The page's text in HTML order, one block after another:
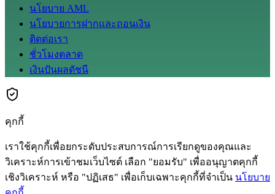
นโยบาย AML
นโยบายการฝากและถอนเงิน
ติดต่อเรา
ชั่วโมงตลาด
เงินปันผลดัชนี
คุกกี้
เราใช้คุกกี้เพื่อยกระดับประสบการณ์การเรียกดูของคุณและ
วิเคราะห์การเข้าชมเว็บไซต์ เลือก "ยอมรับ" เพื่ออนุญาตคุกกี้
เชิงวิเคราะห์ หรือ "ปฏิเสธ" เพื่อเก็บเฉพาะคุกกี้ที่จำเป็น นโยบาย